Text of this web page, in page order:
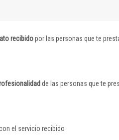
recibidopor las personas que te
de las personas que te
el servicio recibido